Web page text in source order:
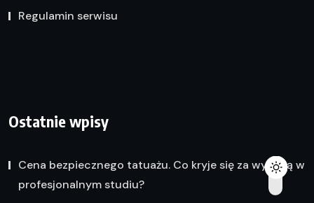
Regulamin serwisu
Ostatnie wpisy
Cena bezpiecznego tatuażu. Co kryje się za wyceną w
profesjonalnym studiu?